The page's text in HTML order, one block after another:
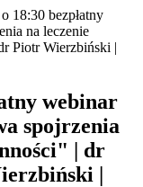
18:30 bezpłatny
na leczenie
Piotr Wierzbiński |
webinar
spojrzenia
| dr
|